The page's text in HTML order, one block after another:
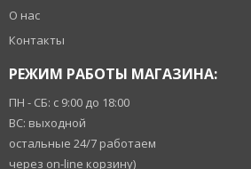
О нас
Контакты
РЕЖИМ РАБОТЫ МАГАЗИНА:
ПН - СБ: с 9:00 до 18:00
ВС: выходной
остальные 24/7 работаем
через on-line корзину)